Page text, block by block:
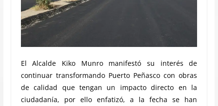
El Alcalde Kiko Munro manifestó su interés de
continuar transformando Puerto Peñasco con obras
de calidad que tengan un impacto directo en la
ciudadanía, por ello enfatizó, a la fecha se han